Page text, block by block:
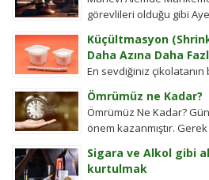
görevlileri olduğu gibi
Küçültmasyon
Daha Azına Daha
En sevdiğiniz
aynı büyüklükteki
bulunduğunu veya cips
hava...
Ömrümüz ne Kadar?
Ömrümüz Ne Kadar?
önem kazanmıştır.
değildi....
Sigara ve Alkol gibi
kurtulmak